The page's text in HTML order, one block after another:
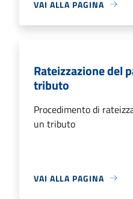
VAI ALLA PAGINA
Rateizzazione del
tributo
Procedimento di
un tributo
VAI ALLA PAGINA